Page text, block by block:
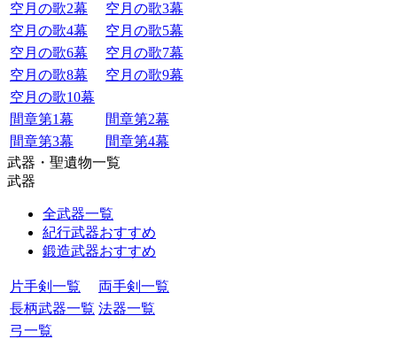
空月の歌2幕
空月の歌3幕
空月の歌4幕
空月の歌5幕
空月の歌6幕
空月の歌7幕
空月の歌8幕
空月の歌9幕
空月の歌10幕
間章第1幕
間章第2幕
間章第3幕
間章第4幕
武器・聖遺物一覧
武器
全武器一覧
紀行武器おすすめ
鍛造武器おすすめ
片手剣一覧
両手剣一覧
長柄武器一覧 法器一覧
弓一覧